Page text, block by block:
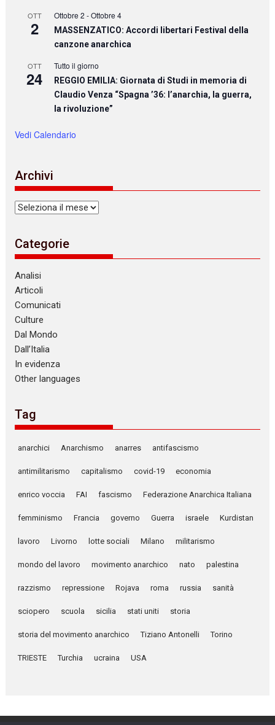
OTT
2
Ottobre 2 -Ottobre 4
MASSENZATICO: Accordi libertari Festival della
canzone anarchica
OTT
24
Tutto il giorno
REGGIO EMILIA: Giornata di Studi in memoria di
Claudio Venza “Spagna ’36: l’anarchia, la guerra,
la rivoluzione”
Vedi Calendario
Archivi
Archivi
Categorie
Analisi
Articoli
Comunicati
Culture
Dal Mondo
Dall’Italia
In evidenza
Other languages
Tag
anarchici Anarchismo anarres antifascismo
antimilitarismo capitalismo covid-19 economia
enrico voccia FAI fascismo Federazione Anarchica Italiana
femminismo Francia governo Guerra israele Kurdistan
lavoro Livorno lotte sociali Milano militarismo
mondo del lavoro movimento anarchico nato palestina
razzismo repressione Rojava roma russia sanità
sciopero scuola sicilia stati uniti storia
storia del movimento anarchico Tiziano Antonelli Torino
TRIESTE Turchia ucraina USA